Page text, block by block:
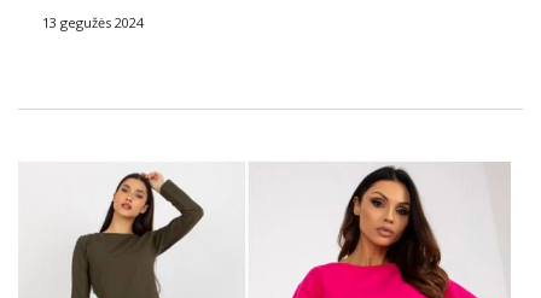
žmonių, kurie ieško ne tik patogumo, bet ir originalumo savo
13 gegužės 2024